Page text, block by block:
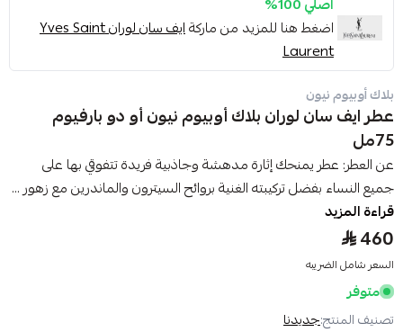
اضغط هنا للمزيد من ماركة
ايف سان لوران Yves Saint
Laurent
بلاك أوبيوم نيون
عطر ايف سان لوران بلاك أوبيوم نيون أو دو بارفيوم
75مل
عن العطر: عطر يمنحك إثارة مدهشة وجاذبية فريدة تتفوقي بها على
جميع النساء بفضل تركيبته الغنية بروائح السيترون والماندرين مع زهور ...
قراءة المزيد
460
السعر شامل الضريبه
متوفر
تصنيف المنتج:جديدنا